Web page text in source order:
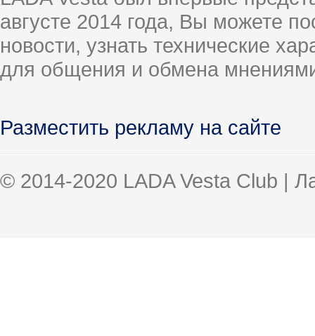
августе 2014 года, Вы можете
новости, узнать технические
для общения и обмена
Разместить рекламу на сайте
© 2014-2020 LADA Vesta Club |